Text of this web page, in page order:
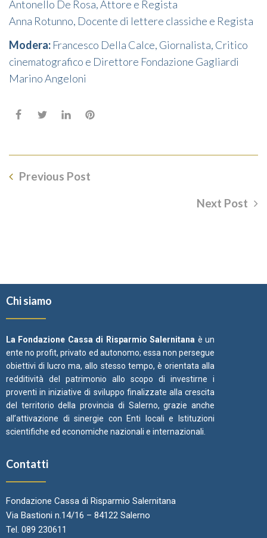
Antonello De Rosa, Attore e Regista
Anna Rotunno, Docente di lettere classiche e Regista
Modera: Francesco Della Calce, Giornalista, Critico
cinematografico e Direttore Fondazione Gagliardi
Marino Angeloni
Previous Post
Next Post
Chi siamo
La Fondazione Cassa di Risparmio Salernitana è un
ente no profit, privato ed autonomo; essa non persegue
obiettivi di lucro ma, allo stesso tempo, è orientata alla
redditività del patrimonio allo scopo di investirne i
proventi in iniziative di sviluppo finalizzate alla crescita
del territorio della provincia di Salerno, grazie anche
all’attivazione di sinergie con Enti locali e Istituzioni
scientifiche ed economiche nazionali e internazionali.
Contatti
Fondazione Cassa di Risparmio Salernitana
Via Bastioni n.14/16 – 84122 Salerno
Tel. 089 230611